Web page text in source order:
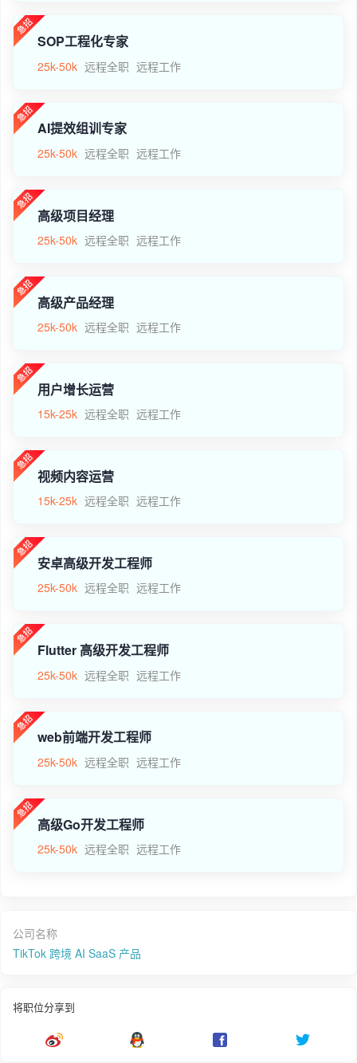
SOP工程化专家
25k-50k 远程全职 远程工作
AI提效组训专家
25k-50k 远程全职 远程工作
高级项目经理
25k-50k 远程全职 远程工作
高级产品经理
25k-50k 远程全职 远程工作
用户增长运营
15k-25k 远程全职 远程工作
视频内容运营
15k-25k 远程全职 远程工作
安卓高级开发工程师
25k-50k 远程全职 远程工作
Flutter 高级开发工程师
25k-50k 远程全职 远程工作
web前端开发工程师
25k-50k 远程全职 远程工作
高级Go开发工程师
25k-50k 远程全职 远程工作
公司名称
TikTok 跨境 AI SaaS 产品
将职位分享到